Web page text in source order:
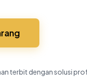
terbit dengan solusi